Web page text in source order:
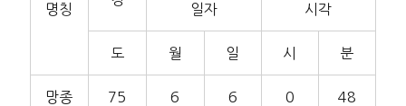
명칭 일자 시각
도 월 일 시 분
망종 75 6 6 0 48